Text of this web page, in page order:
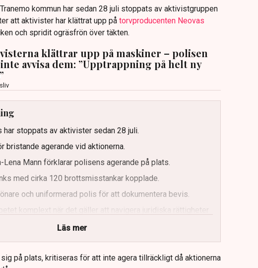
kommun har sedan 28 juli stoppats av aktivistgruppen
att aktivister har klättrat upp påtorvproducenten Neovas
och spridit ogräsfrön över täkten.
klättrar upp på maskiner – polisen
avvisa dem: ”Upptrappning på helt ny
har stoppats av aktivister sedan 28 juli.
bristande agerande vid aktionerna.
Mann förklarar polisens agerande på plats.
med cirka 120 brottsmisstankar kopplade.
och uniformerad polis för att dokumentera bevis.
komplext när det gäller att navigera juridiska rättigheter
Läs mer
på plats, kritiseras för att inte agera tillräckligt då aktionerna